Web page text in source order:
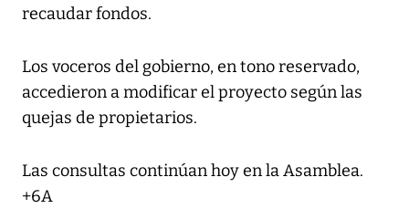
recaudar fondos.
Los voceros del gobierno, en tono reservado,
accedieron a modificar el proyecto según las
quejas de propietarios.
Las consultas continúan hoy en la Asamblea.
+6A